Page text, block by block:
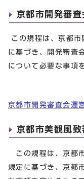
京都市開発審
この規程は、京都
に基づき、開発審査
について必要な事項
京都市開発審査会運
京都市美観風
この規程は、京都
規定に基づき、京都